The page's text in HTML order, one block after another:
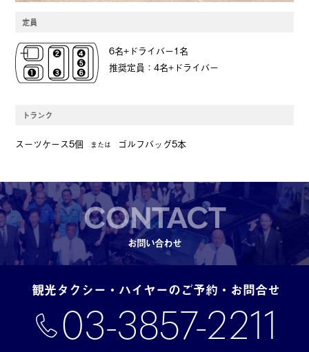
定員
6名+ドライバー1名
推奨定員：4名+ドライバー
トランク
スーツケース5個 または ゴルフバッグ5本
CONTACT
お問い合わせ
観光タクシー・ハイヤーのご予約・お問合せ
03-3857-2211